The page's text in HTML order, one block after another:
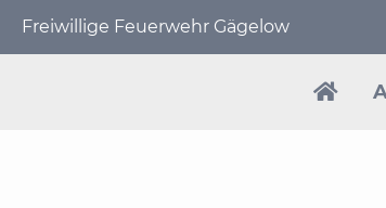
Freiwillige Feuerwehr Gägelow